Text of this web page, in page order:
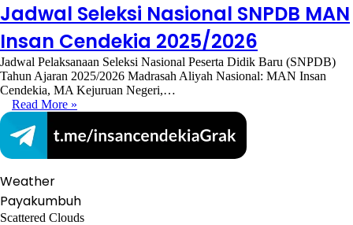
Jadwal Seleksi Nasional SNPDB MAN
Insan Cendekia 2025/2026
Jadwal Pelaksanaan Seleksi Nasional Peserta Didik Baru (SNPDB)
Tahun Ajaran 2025/2026 Madrasah Aliyah Nasional: MAN Insan
Cendekia, MA Kejuruan Negeri,…
Read More »
Weather
Payakumbuh
Scattered Clouds